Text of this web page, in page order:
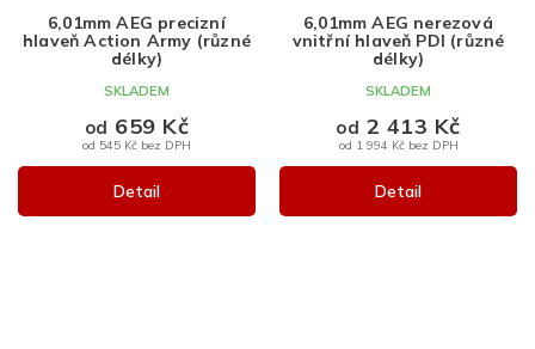
6,01mm AEG precizní
hlaveň Action Army (různé
délky)
SKLADEM
od 545 Kč bez DPH
od 659 Kč
Detail
R
6,01mm AEG nerezová
vnitřní hlaveň PDI (různé
délky)
SKLADEM
od 1 994 Kč bez DPH
od 2 413 Kč
Detail